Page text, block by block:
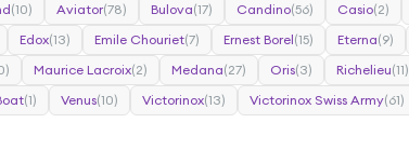
(10) Aviator(78) Bulova(17) Candino(56) Casio(2)
Edox(13) Emile Chouriet(7) Ernest Borel(15) Eterna(9)
Maurice Lacroix(2) Medana(27) Oris(3) Richelieu(11)
(1) Venus(10) Victorinox(13) Victorinox Swiss Army(61)